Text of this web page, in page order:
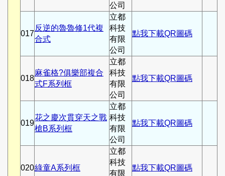
公司
017
反逆的魯魯修1代複
合式
立都
科技
有限
公司
點我下載QR圖碼
018
麻雀格?俱樂部複合
式F系列框
立都
科技
有限
公司
點我下載QR圖碼
019
花之慶次貫穿天之戰
槍B系列框
立都
科技
有限
公司
點我下載QR圖碼
020綠童A系列框
立都
科技
有限
點我下載QR圖碼